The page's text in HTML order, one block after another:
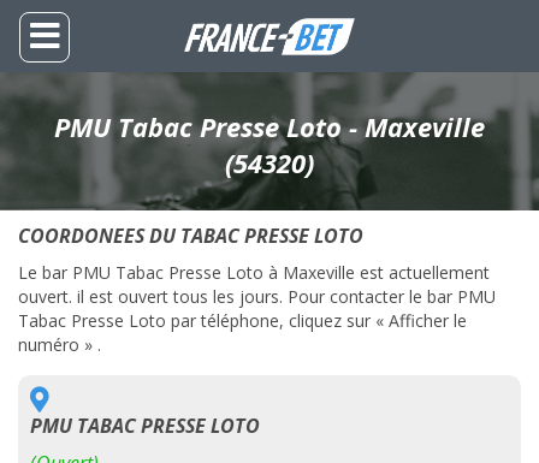
PMU Tabac Presse Loto - Maxeville
(54320)
COORDONEES DU TABAC PRESSE LOTO
Le bar PMU Tabac Presse Loto à Maxeville est actuellement
ouvert. il est ouvert tous les jours. Pour contacter le bar PMU
Tabac Presse Loto par téléphone, cliquez sur « Afficher le
numéro » .
PMU TABAC PRESSE LOTO